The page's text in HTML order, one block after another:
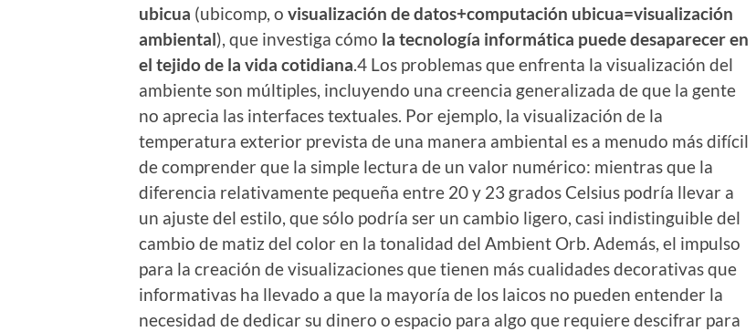
ubicua (ubicomp, o visualización de datos+computación ubicua=visualización
ambiental), que investiga cómo la tecnología informática puede desaparecer en
el tejido de la vida cotidiana.4 Los problemas que enfrenta la visualización del
ambiente son múltiples, incluyendo una creencia generalizada de que la gente
no aprecia las interfaces textuales. Por ejemplo, la visualización de la
temperatura exterior prevista de una manera ambiental es a menudo más difícil
de comprender que la simple lectura de un valor numérico: mientras que la
diferencia relativamente pequeña entre 20 y 23 grados Celsius podría llevar a
un ajuste del estilo, que sólo podría ser un cambio ligero, casi indistinguible del
cambio de matiz del color en la tonalidad del Ambient Orb. Además, el impulso
para la creación de visualizaciones que tienen más cualidades decorativas que
informativas ha llevado a que la mayoría de los laicos no pueden entender la
necesidad de dedicar su dinero o espacio para algo que requiere descifrar para